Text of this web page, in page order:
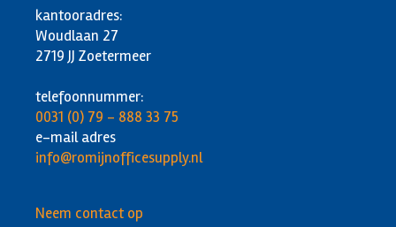
kantooradres:
Woudlaan 27
2719 JJ Zoetermeer
telefoonnummer:
0031 (0) 79 - 888 33 75
e-mail adres
info@romijnofficesupply.nl
Neem contact op